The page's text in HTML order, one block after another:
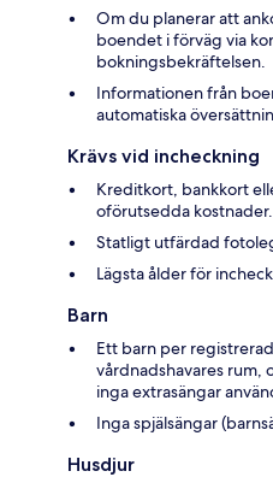
Om du planerar att
boendet i förväg via
bokningsbekräftelsen.
Informationen från
automatiska
Krävs vid incheckning
Kreditkort, bankkort
oförutsedda kostnader.
Statligt utfärdad
Lägsta ålder för
Barn
Ett barn per
vårdnadshavares rum,
inga extrasängar
Inga spjälsängar
Husdjur